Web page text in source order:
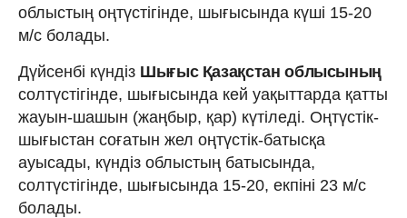
облыстың оңтүстігінде, шығысында күші 15-20
м/с болады.
Дүйсенбі күндіз Шығыс Қазақстан облысының
солтүстігінде, шығысында кей уақыттарда қатты
жауын-шашын (жаңбыр, қар) күтіледі. Оңтүстік-
шығыстан соғатын жел оңтүстік-батысқа
ауысады, күндіз облыстың батысында,
солтүстігінде, шығысында 15-20, екпіні 23 м/с
болады.